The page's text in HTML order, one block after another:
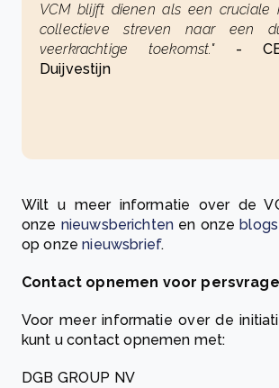
VCM blijft dienen als een cruciale
collectieve streven naar een
veerkrachtige toekomst." -
Duijvestijn
Wilt u meer informatie over de
onze nieuwsberichten en onze blogs
op onzenieuwsbrief.
Contact opnemen voor
Voor meer informatie over de
kunt u contact opnemen met:
DGB GROUP NV